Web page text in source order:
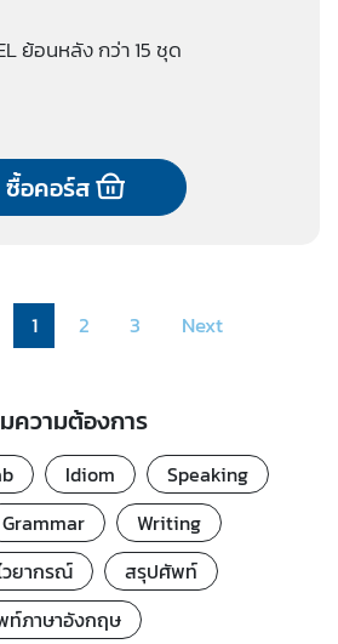
ย้อนหลัง กว่า 15 ชุด
ซื้อคอร์ส
1 2 3 Next
ความต้องการ
Idiom
Speaking
Grammar
Writing
วยากรณ์
สรุปศัพท์
ท์ภาษาอังกฤษ